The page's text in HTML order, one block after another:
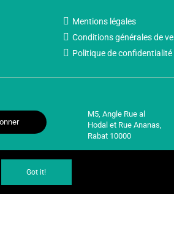
Mentions légales
Conditions générales de
Politique de confidentialité
M5, Angle Rue al
Hodal et Rue Ananas,
Rabat 10000
Got it!